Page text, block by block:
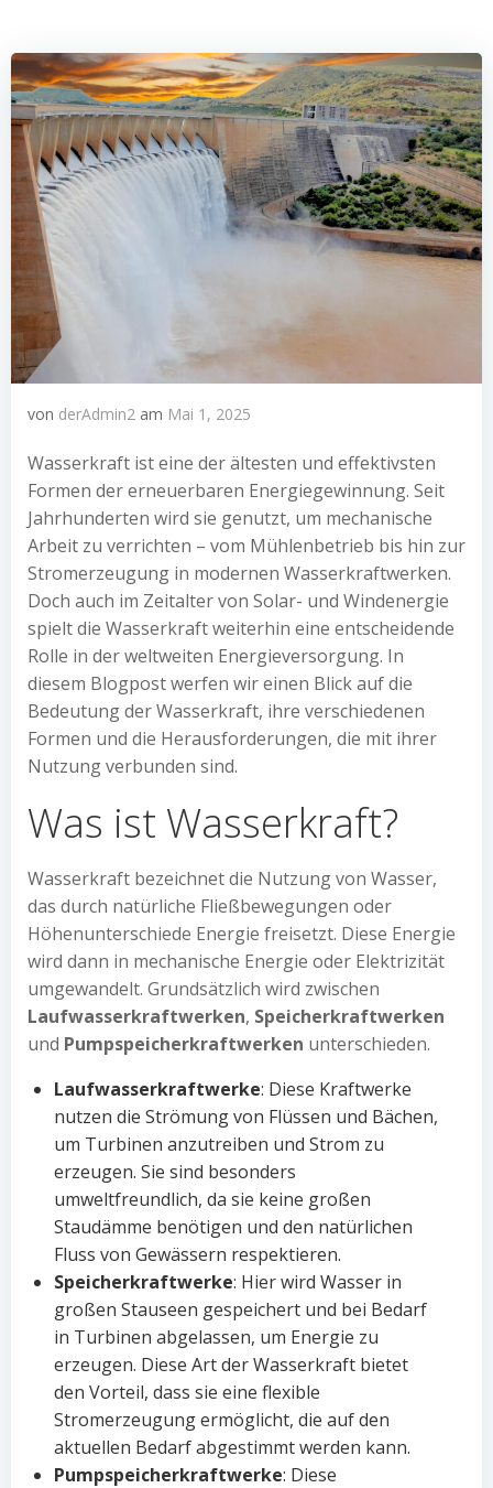
von derAdmin2 am Mai 1, 2025
Wasserkraft ist eine der ältesten und effektivsten
Formen der erneuerbaren Energiegewinnung. Seit
Jahrhunderten wird sie genutzt, um mechanische
Arbeit zu verrichten – vom Mühlenbetrieb bis hin zur
Stromerzeugung in modernen Wasserkraftwerken.
Doch auch im Zeitalter von Solar- und Windenergie
spielt die Wasserkraft weiterhin eine entscheidende
Rolle in der weltweiten Energieversorgung. In
diesem Blogpost werfen wir einen Blick auf die
Bedeutung der Wasserkraft, ihre verschiedenen
Formen und die Herausforderungen, die mit ihrer
Nutzung verbunden sind.
Was ist Wasserkraft?
Wasserkraft bezeichnet die Nutzung von Wasser,
das durch natürliche Fließbewegungen oder
Höhenunterschiede Energie freisetzt. Diese Energie
wird dann in mechanische Energie oder Elektrizität
umgewandelt. Grundsätzlich wird zwischen
Laufwasserkraftwerken, Speicherkraftwerken
und Pumpspeicherkraftwerken unterschieden.
Laufwasserkraftwerke: Diese Kraftwerke
nutzen die Strömung von Flüssen und Bächen,
um Turbinen anzutreiben und Strom zu
erzeugen. Sie sind besonders
umweltfreundlich, da sie keine großen
Staudämme benötigen und den natürlichen
Fluss von Gewässern respektieren.
Speicherkraftwerke: Hier wird Wasser in
großen Stauseen gespeichert und bei Bedarf
in Turbinen abgelassen, um Energie zu
erzeugen. Diese Art der Wasserkraft bietet
den Vorteil, dass sie eine flexible
Stromerzeugung ermöglicht, die auf den
aktuellen Bedarf abgestimmt werden kann.
Pumpspeicherkraftwerke: Diese